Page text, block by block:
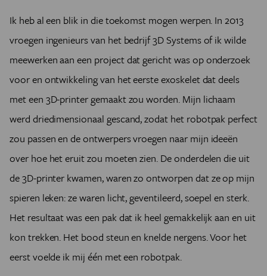
Ik heb al een blik in die toekomst mogen werpen. In 2013
vroegen ingenieurs van het bedrijf 3D Systems of ik wilde
meewerken aan een project dat gericht was op onderzoek
voor en ontwikkeling van het eerste exoskelet dat deels
met een 3D-printer gemaakt zou worden. Mijn lichaam
werd driedimensionaal gescand, zodat het robotpak perfect
zou passen en de ontwerpers vroegen naar mijn ideeën
over hoe het eruit zou moeten zien. De onderdelen die uit
de 3D-printer kwamen, waren zo ontworpen dat ze op mijn
spieren leken: ze waren licht, geventileerd, soepel en sterk.
Het resultaat was een pak dat ik heel gemakkelijk aan en uit
kon trekken. Het bood steun en knelde nergens. Voor het
eerst voelde ik mij één met een robotpak.